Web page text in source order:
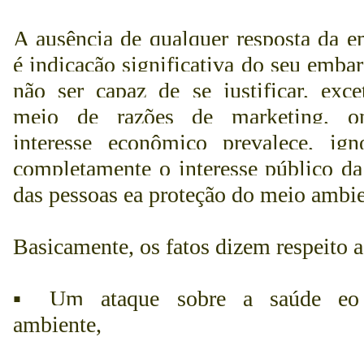
A ausência de qualquer resposta da
é indicação significativa do seu
não ser capaz de se justificar,
meio de razões de marketing,
interesse econômico prevalece,
completamente o interesse público
das pessoas ea proteção do meio
Basicamente, os fatos dizem respeito
▪ Um ataque sobre a saúde
ambiente,